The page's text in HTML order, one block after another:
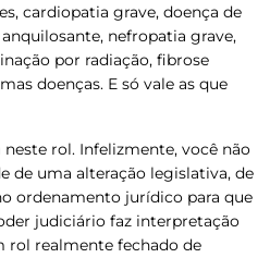
cardiopatia grave, doença de
nefropatia grave,
por radiação, fibrose
doenças. E só vale as que
rol. Infelizmente, você não
de uma alteração legislativa, de
ordenamento jurídico para que
judiciário faz interpretação
rol realmente fechado de